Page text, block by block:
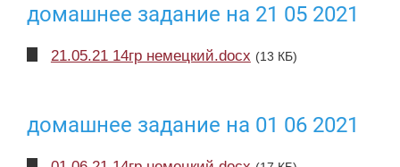
домашнее задание на 21 05 2021
21.05.21 14гр немецкий.docx (13 КБ)
домашнее задание на 01 06 2021